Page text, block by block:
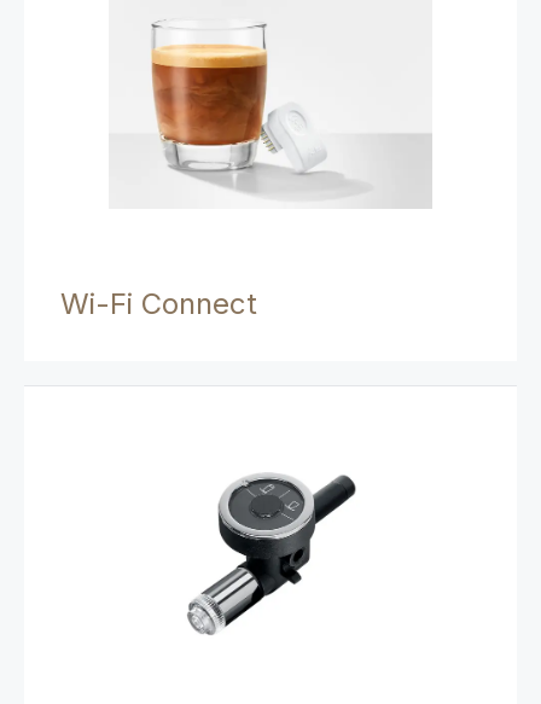
Wi-Fi Connect